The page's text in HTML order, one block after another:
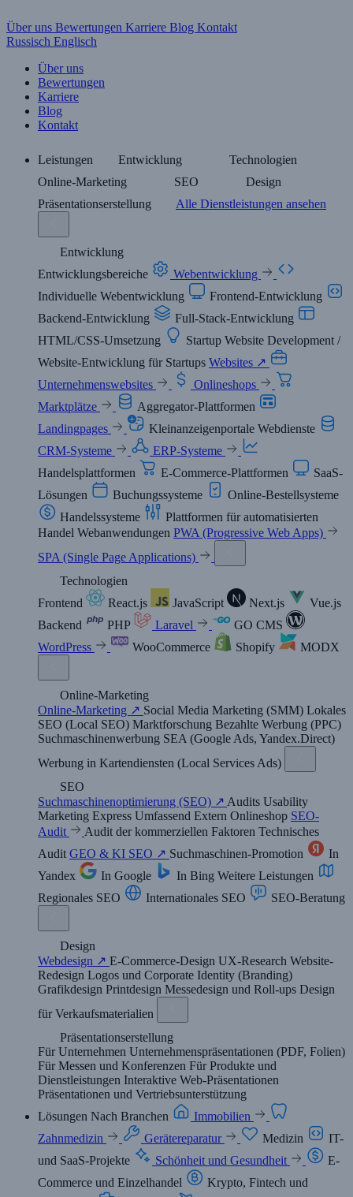
Über uns Bewertungen Karriere Blog Kontakt
Russisch Englisch
Über uns
Bewertungen
Karriere
Blog
Kontakt
Leistungen Entwicklung
Technologien
Online-Marketing
SEO
Design
Präsentationserstellung
Alle Dienstleistungen ansehen
Entwicklung
Entwicklungsbereiche
Webentwicklung
Individuelle Webentwicklung
Frontend-Entwicklung
Backend-Entwicklung
Full-Stack-Entwicklung
HTML/CSS-Umsetzung
Startup Website Development /
Website-Entwicklung für Startups Websites ↗
Unternehmenswebsites
Onlineshops
Marktplätze
Aggregator-Plattformen
Landingpages
Kleinanzeigenportale Webdienste
CRM-Systeme
ERP-Systeme
Handelsplattformen
E-Commerce-Plattformen
SaaS-
Lösungen
Buchungssysteme
Online-Bestellsysteme
Handelssysteme
Plattformen für automatisierten
Handel Webanwendungen PWA (Progressive Web Apps)
SPA (Single Page Applications)
Technologien
Frontend
React.js JavaScript Next.js
Vue.js
Backend
PHP Laravel GO CMS
WordPress
WooCommerce Shopify MODX
Online-Marketing
Online-Marketing ↗ Social Media Marketing (SMM) Lokales
SEO (Local SEO) Marktforschung Bezahlte Werbung (PPC)
Suchmaschinenwerbung SEA (Google Ads, Yandex.Direct)
Werbung in Kartendiensten (Local Services Ads)
SEO
Suchmaschinenoptimierung (SEO) ↗ Audits Usability
Marketing Express Umfassend Extern Onlineshop SEO-
Audit
Audit der kommerziellen Faktoren Technisches
Audit GEO & KI SEO ↗ Suchmaschinen-Promotion
In
Yandex
In Google In Bing Weitere Leistungen
Regionales SEO
Internationales SEO SEO-Beratung
Design
Webdesign ↗ E-Commerce-Design UX-Research Website-
Redesign Logos und Corporate Identity (Branding)
Grafikdesign Printdesign Messedesign und Roll-ups Design
für Verkaufsmaterialien
Präsentationserstellung
Für Unternehmen Unternehmenspräsentationen (PDF, Folien)
Für Messen und Konferenzen Für Produkte und
Dienstleistungen Interaktive Web-Präsentationen
Präsentationen und Vertriebsunterstützung
Lösungen Nach Branchen
Immobilien
Zahnmedizin
Gerätereparatur Medizin
IT-
und SaaS-Projekte
Schönheit und Gesundheit
E-
Commerce und Einzelhandel
Krypto, Fintech und